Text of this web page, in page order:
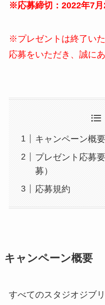
※応募締切：2022年7月
※プレゼントは終了い
応募をいただき、誠に
キャンペーン概要
プレゼント応募
募）
応募規約
キャンペーン概要
すべてのスタジオジブ